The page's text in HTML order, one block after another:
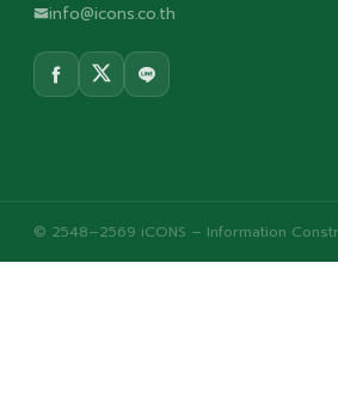
info@icons.co.th
© 2548–2569 iCONS – Information